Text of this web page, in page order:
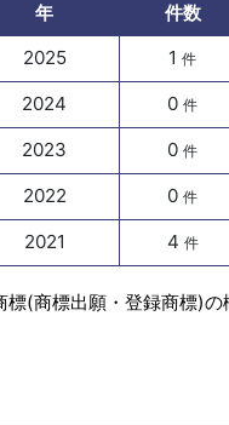
年 件数
2025
1件
2024 0件
2023 0件
2022 0件
2021 4 件
(商標出願・登録商標)の